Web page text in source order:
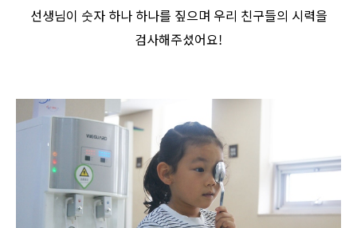
선생님이 숫자 하나 하나를 짚으며 우리 친구들의 시력을
검사해주셨어요!